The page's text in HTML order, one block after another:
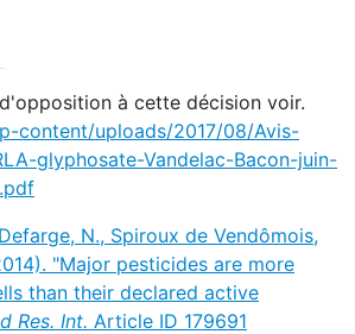
à cette décision voir.
content/uploads/2017/08/Avis-
glyphosate-Vandelac-Bacon-juin-
N., Spiroux de Vendômois,
"Major pesticides are more
than their declared active
Res. Int. Article ID 179691